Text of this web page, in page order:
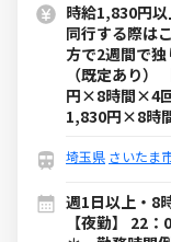
時給1,830円
同行する際は
方で2週間で
（既定あり）
円×8時間×4
1,830円×8時
埼玉県 さいたま
週1日以上・8
【夜勤】 22